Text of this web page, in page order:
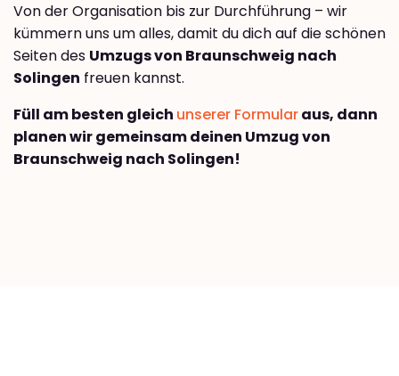
Von der Organisation bis zur Durchführung – wir
kümmern uns um alles, damit du dich auf die schönen
Seiten des Umzugs von Braunschweig nach
Solingen freuen kannst.
Füll am besten gleich unserer Formularaus, dann
planen wir gemeinsam deinen Umzug von
Braunschweig nach Solingen!